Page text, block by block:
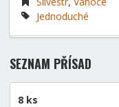
Jednoduché
SEZNAM PŘÍSAD
8 ks